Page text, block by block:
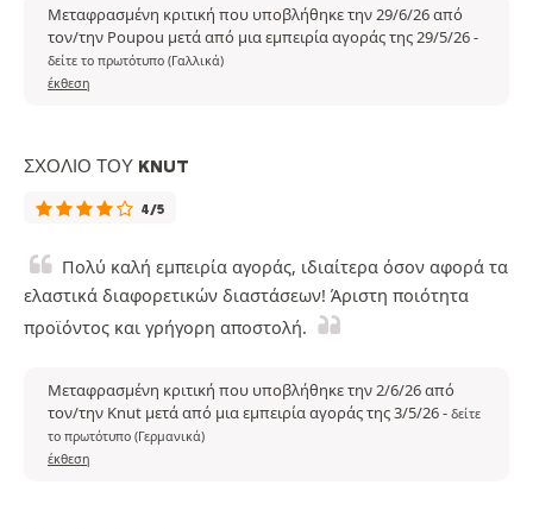
Μεταφρασμένη κριτική που υποβλήθηκε την 29/6/26 από
τον/την Poupou μετά από μια εμπειρία αγοράς της 29/5/26-
δείτε το πρωτότυπο (Γαλλικά)
έκθεση
ΣΧΌΛΙΟ ΤΟΥ KNUT
4/5
Πολύ καλή εμπειρία αγοράς, ιδιαίτερα όσον αφορά τα
ελαστικά διαφορετικών διαστάσεων! Άριστη ποιότητα
προϊόντος και γρήγορη αποστολή.
Μεταφρασμένη κριτική που υποβλήθηκε την 2/6/26 από
τον/την Knut μετά από μια εμπειρία αγοράς της 3/5/26- δείτε
το πρωτότυπο (Γερμανικά)
έκθεση